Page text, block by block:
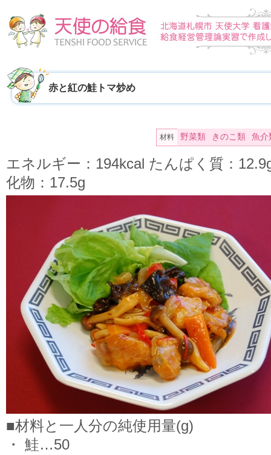
赤と紅の鮭トマ炒め
材料 野菜類 きのこ類 魚介
エネルギー：194kcal たんぱく質：
化物：17.5g
■材料と一人分の純使用量(g)
・ 鮭…50